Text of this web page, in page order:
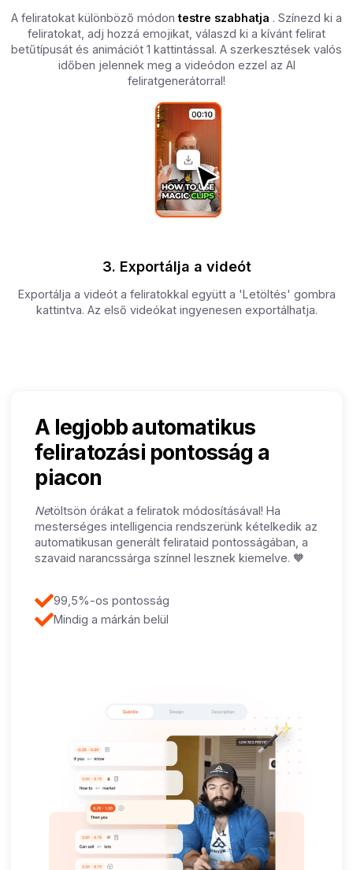
A feliratokat különböző módontestre szabhatja . Színezd ki a
feliratokat, adj hozzá emojikat, válaszd ki a kívánt felirat
betűtípusát és animációt 1 kattintással. A szerkesztések valós
időben jelennek meg a videódon ezzel az AI
feliratgenerátorral!
3. Exportálja a videót
Exportálja a videót a feliratokkal együtt a 'Letöltés' gombra
kattintva. Az első videókat ingyenesen exportálhatja.
A legjobb automatikus
feliratozási pontosság a
piacon
‍Netöltsön órákat a feliratok módosításával! Ha
mesterséges intelligencia rendszerünk kételkedik az
automatikusan generált felirataid pontosságában, a
szavaid narancssárga színnel lesznek kiemelve. 🧡
99,5%-os pontosság
Mindig a márkán belül